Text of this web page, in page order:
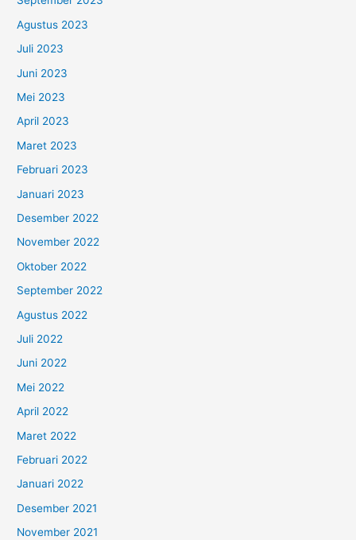
Agustus 2023
Juli 2023
Juni 2023
Mei 2023
April 2023
Maret 2023
Februari 2023
Januari 2023
Desember 2022
November 2022
Oktober 2022
September 2022
Agustus 2022
Juli 2022
Juni 2022
Mei 2022
April 2022
Maret 2022
Februari 2022
Januari 2022
Desember 2021
November 2021